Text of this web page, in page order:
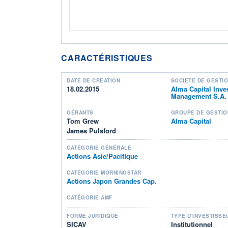
CARACTÉRISTIQUES
DATE DE CRÉATION
18.02.2015
SOCIÉTÉ DE
Alma Capital
Management S.A.
GÉRANTS
Tom Grew
James Pulsford
GROUPE DE
Alma Capital
CATÉGORIE GÉNÉRALE
Actions Asie/Pacifique
CATÉGORIE MORNINGSTAR
Actions Japon Grandes Cap.
CATÉGORIE AMF
FORME JURIDIQUE
SICAV
TYPE
Institutionnel